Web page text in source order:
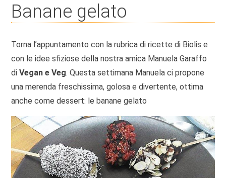
Banane gelato
Torna l’appuntamento con la rubrica di ricette di Biolis e
con le idee sfiziose della nostra amica Manuela Garaffo
diVegan e Veg. Questa settimana Manuela ci propone
una merenda freschissima, golosa e divertente, ottima
anche come dessert: le banane gelato